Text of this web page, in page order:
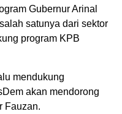
Gubernur Arinal
satunya dari sektor
program KPB
mendukung
akan mendorong
Fauzan.